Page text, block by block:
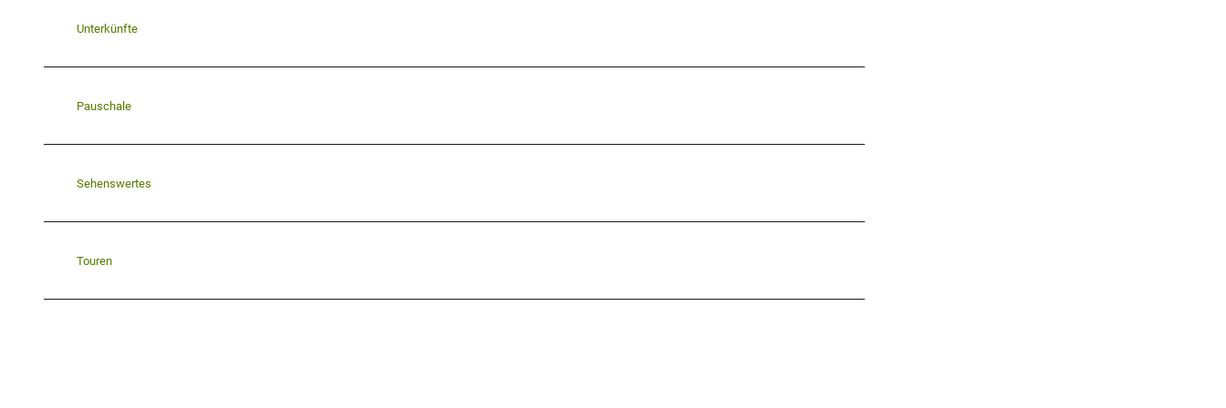
Unterkünfte
Pauschale
Sehenswertes
Touren